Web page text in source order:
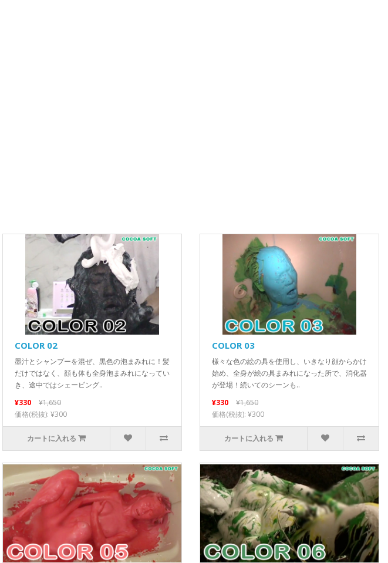
COLOR 02
墨汁とシャンプーを混ぜ、黒色の泡まみれに！髪
だけではなく、顔も体も全身泡まみれになってい
き、途中ではシェービング..
¥330
¥1,650
価格(税抜): ¥300
カートに入れる
COLOR 03
様々な色の絵の具を使用し、いきなり顔からかけ
始め、全身が絵の具まみれになった所で、消化器
が登場！続いてのシーンも..
¥330
¥1,650
価格(税抜): ¥300
カートに入れる